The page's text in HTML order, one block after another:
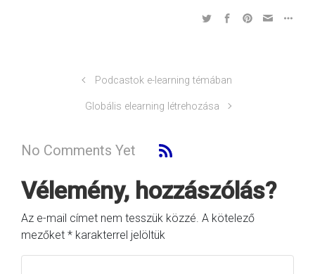
Podcastok e-learning témában
Globális elearning létrehozása
No Comments Yet
Vélemény, hozzászólás?
Az e-mail címet nem tesszük közzé. A kötelező
mezőket * karakterrel jelöltük